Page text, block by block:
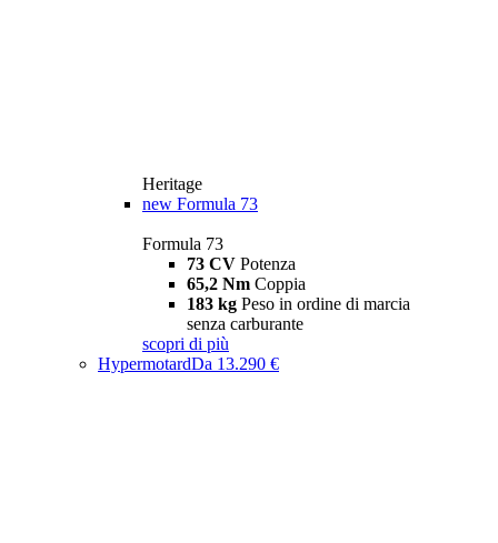
Heritage
new Formula 73
Formula 73
73 CV Potenza
65,2 Nm Coppia
183 kg Peso in ordine di marcia
senza carburante
scopri di più
HypermotardDa 13.290 €